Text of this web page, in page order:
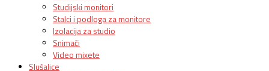
Studijski monitori
Stalci i podloga za monitore
Izolacija za studio
Snimači
Video mixete
Slušalice